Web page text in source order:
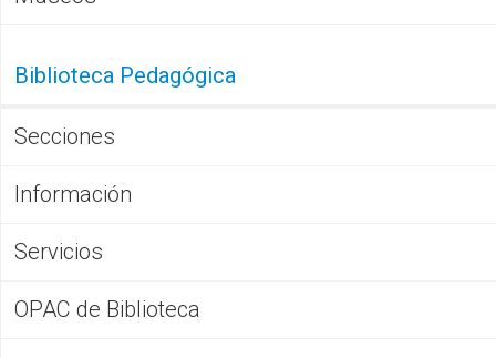
Biblioteca Pedagógica
Secciones
Información
Servicios
OPAC de Biblioteca